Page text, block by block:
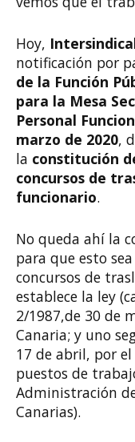
Hoy,
notificación por
de la Función
para la Mesa
Personal
marzo de 2020,
la constitución
concursos de
funcionario.
No queda ahí la
para que esto
concursos de
establece la ley
2/1987,de 30 de
Canaria; y uno
17 de abril, por
puestos de
Administración
Canarias).